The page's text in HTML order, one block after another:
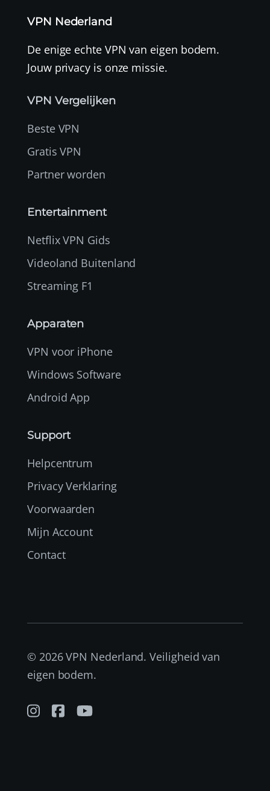
VPN Nederland
De enige echte VPN van eigen bodem.
Jouw privacy is onze missie.
VPN Vergelijken
Beste VPN
Gratis VPN
Partner worden
Entertainment
Netflix VPN Gids
Videoland Buitenland
Streaming F1
Apparaten
VPN voor iPhone
Windows Software
Android App
Support
Helpcentrum
Privacy Verklaring
Voorwaarden
Mijn Account
Contact
© 2026 VPN Nederland. Veiligheid van
eigen bodem.